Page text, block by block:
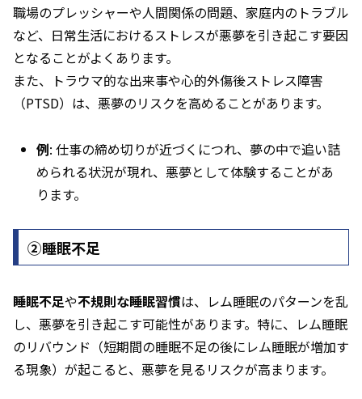
職場のプレッシャーや人間関係の問題、家庭内のトラブル
など、日常生活におけるストレスが悪夢を引き起こす要因
となることがよくあります。
また、トラウマ的な出来事や心的外傷後ストレス障害
（PTSD）は、悪夢のリスクを高めることがあります。
例: 仕事の締め切りが近づくにつれ、夢の中で追い詰
められる状況が現れ、悪夢として体験することがあ
ります。
②睡眠不足
睡眠不足や不規則な睡眠習慣は、レム睡眠のパターンを乱
し、悪夢を引き起こす可能性があります。特に、レム睡眠
のリバウンド（短期間の睡眠不足の後にレム睡眠が増加す
る現象）が起こると、悪夢を見るリスクが高まります。